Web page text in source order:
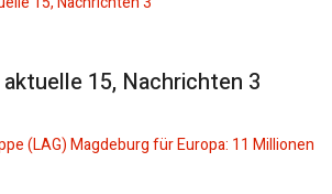
15, Nachrichten 3